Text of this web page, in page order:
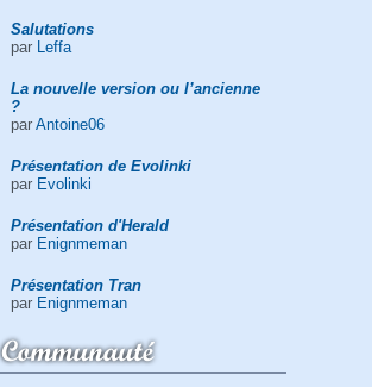
Salutations
par
Leffa
La nouvelle version ou l’ancienne
?
par Antoine06
Présentation de Evolinki
par Evolinki
Présentation d'Herald
par Enignmeman
Présentation Tran
par Enignmeman
Communauté